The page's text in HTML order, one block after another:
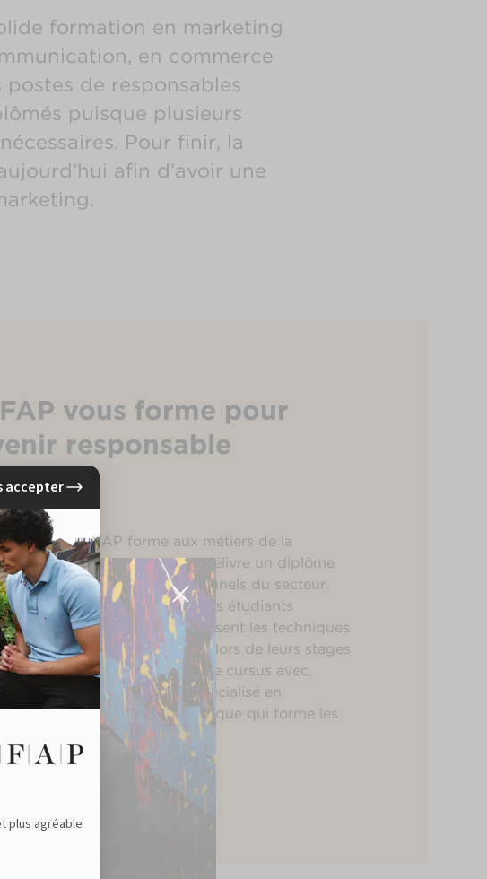
formation en marketing
en commerce
postes de responsables
puisque plusieurs
Pour finir, la
afin d’avoir une
vous forme pour
responsable
toujours, l’EFAP forme aux métiers de la
et du marketing et délivre un diplôme
par l’Etat et par les professionnels du secteur.
les 5 années de formation, nos étudiants
les fondamentaux, maîtrisent les techniques
en les mettant à l’épreuve lors de leurs stages
de cas qui jalonnent tout le cursus avec,
point culminant, un MBA spécialisé en
et marketing stratégique qui forme les
marketing.